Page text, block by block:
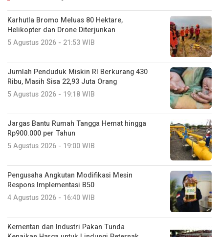
Karhutla Bromo Meluas 80 Hektare,
Helikopter dan Drone Diterjunkan
5 Agustus 2026 - 21:53 WIB
Jumlah Penduduk Miskin RI Berkurang 430
Ribu, Masih Sisa 22,93 Juta Orang
5 Agustus 2026 - 19:18 WIB
Jargas Bantu Rumah Tangga Hemat hingga
Rp900.000 per Tahun
5 Agustus 2026 - 19:00 WIB
Pengusaha Angkutan Modifikasi Mesin
Respons Implementasi B50
4 Agustus 2026 - 16:40 WIB
Kementan dan Industri Pakan Tunda